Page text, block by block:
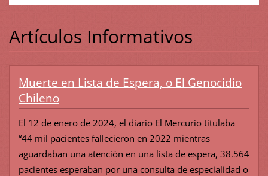
Artículos Informativos
Muerte en Lista de Espera, o El Genocidio
Chileno
El 12 de enero de 2024, el diario El Mercurio titulaba
“44 mil pacientes fallecieron en 2022 mientras
aguardaban una atención en una lista de espera, 38.564
pacientes esperaban por una consulta de especialidad o